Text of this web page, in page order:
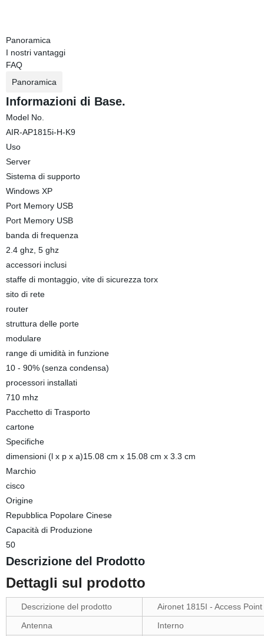
Panoramica
I nostri vantaggi
FAQ
Panoramica
Informazioni di Base.
Model No.
AIR-AP1815i-H-K9
Uso
Server
Sistema di supporto
Windows XP
Port Memory USB
Port Memory USB
banda di frequenza
2.4 ghz, 5 ghz
accessori inclusi
staffe di montaggio, vite di sicurezza torx
sito di rete
router
struttura delle porte
modulare
range di umidità in funzione
10 - 90% (senza condensa)
processori installati
710 mhz
Pacchetto di Trasporto
cartone
Specifiche
dimensioni (l x p x a)15.08 cm x 15.08 cm x 3.3 cm
Marchio
cisco
Origine
Repubblica Popolare Cinese
Capacità di Produzione
50
Descrizione del Prodotto
Dettagli sul prodotto
Descrizione del prodotto
Aironet 1815I - Access
Antenna
Interno